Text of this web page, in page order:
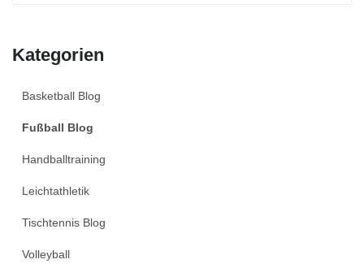
Kategorien
Basketball Blog
Fußball Blog
Handballtraining
Leichtathletik
Tischtennis Blog
Volleyball